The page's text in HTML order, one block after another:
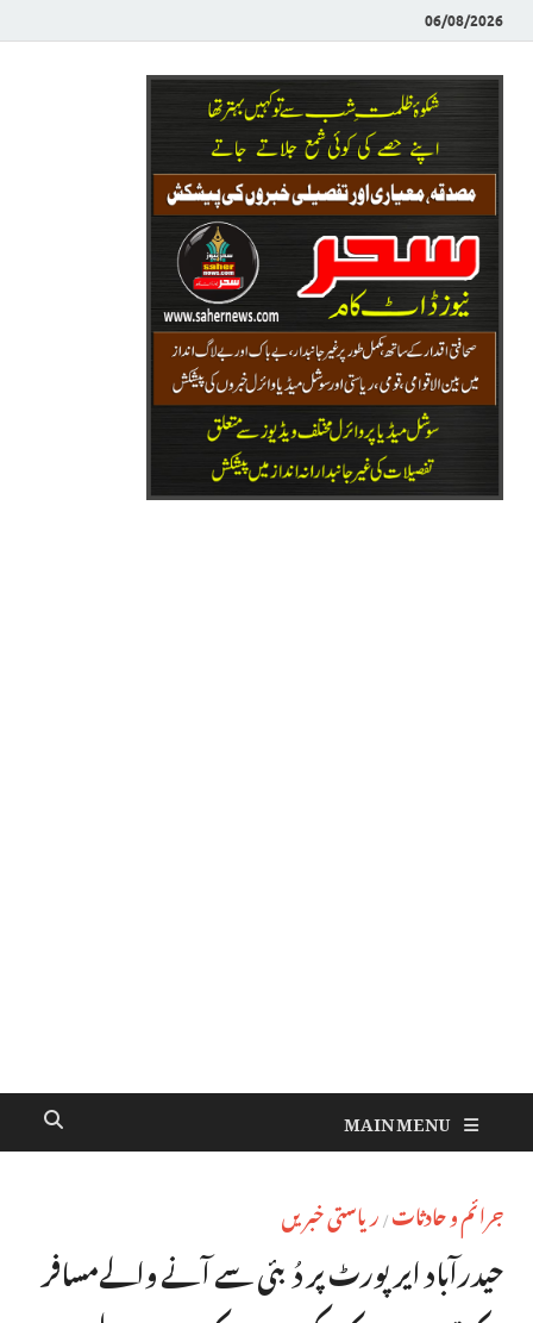
06/08/2026
MAIN MENU
جرائم و حادثات / ریاستی خبریں
حیدرآباد ایرپورٹ پر دُبئی سے آنے والےمسافر